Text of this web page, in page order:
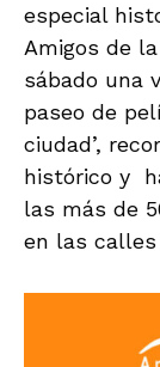
especial
Amigos de
sábado una
paseo de
ciudad’,
histórico y
las más de
en las